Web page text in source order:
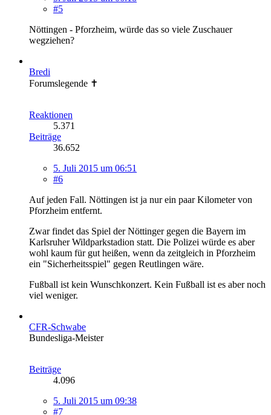
#5
Nöttingen - Pforzheim, würde das so viele Zuschauer
wegziehen?
Bredi
Forumslegende ✝
Reaktionen
5.371
Beiträge
36.652
5. Juli 2015 um 06:51
#6
Auf jeden Fall. Nöttingen ist ja nur ein paar Kilometer von
Pforzheim entfernt.
Zwar findet das Spiel der Nöttinger gegen die Bayern im
Karlsruher Wildparkstadion statt. Die Polizei würde es aber
wohl kaum für gut heißen, wenn da zeitgleich in Pforzheim
ein "Sicherheitsspiel" gegen Reutlingen wäre.
Fußball ist kein Wunschkonzert. Kein Fußball ist es aber noch
viel weniger.
CFR-Schwabe
Bundesliga-Meister
Beiträge
4.096
5. Juli 2015 um 09:38
#7